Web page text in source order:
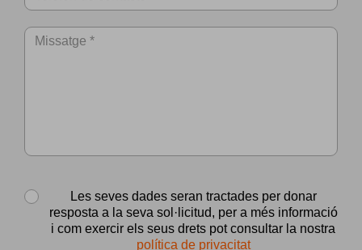
Les seves dades seran tractades per donar
resposta a la seva sol·licitud, per a més informació
i com exercir els seus drets pot consultar la nostra
política de privacitat